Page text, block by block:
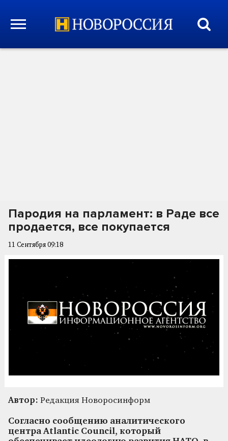
Пародия на парламент: в Раде все
продается, все покупается
11 Сентября 09:18
Автор: Редакция Новоросинформ
Согласно сообщению аналитического
центра Atlantic Council, который